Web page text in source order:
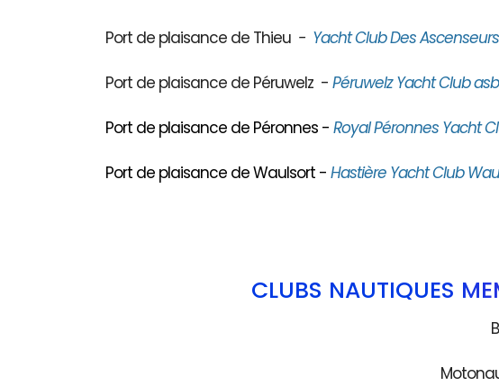
Port de plaisance de Thieu - Yacht Club Des
Port de plaisance de Péruwelz - Péruwelz Yacht Club
Port de plaisance de Péronnes - Royal Péronnes Yacht
Port de plaisance de Waulsort - Hastière Yacht Club
CLUBS NAUTIQUES